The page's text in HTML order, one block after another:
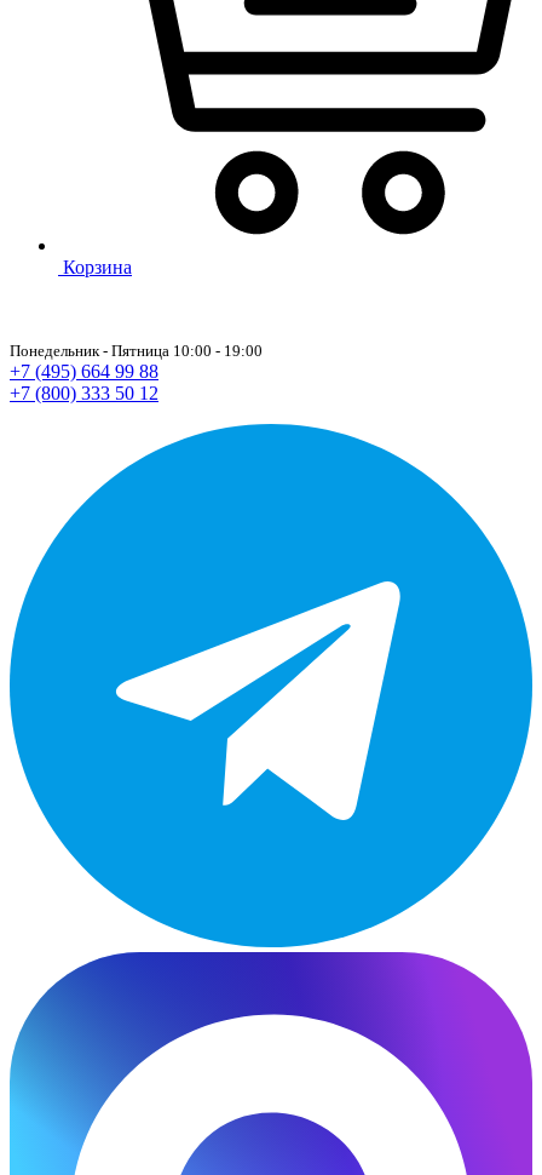
Корзина
Понедельник - Пятница 10:00 - 19:00
+7 (495) 664 99 88
+7 (800) 333 50 12